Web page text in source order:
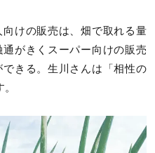
けの販売は、畑で取れる量
がきくスーパー向けの販売
きる。生川さんは「相性の